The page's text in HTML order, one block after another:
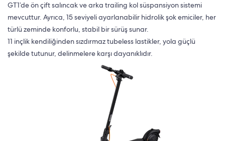
GT1’de ön çift salıncak ve arka trailing kol süspansiyon sistemi
mevcuttur. Ayrıca, 15 seviyeli ayarlanabilir hidrolik şok emiciler, her
türlü zeminde konforlu, stabil bir sürüş sunar​.
11 inçlik kendiliğinden sızdırmaz tubeless lastikler, yola güçlü
şekilde tutunur, delinmelere karşı dayanıklıdır.